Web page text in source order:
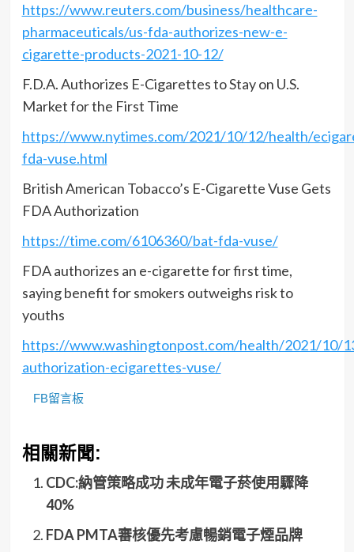
https://www.reuters.com/business/healthcare-
pharmaceuticals/us-fda-authorizes-new-e-
cigarette-products-2021-10-12/
F.D.A. Authorizes E-Cigarettes to Stay on U.S.
Market for the First Time
https://www.nytimes.com/2021/10/12/health/
fda-vuse.html
British American Tobacco’s E-Cigarette Vuse Gets
FDA Authorization
https://time.com/6106360/bat-fda-vuse/
FDA authorizes an e-cigarette for first time,
saying benefit for smokers outweighs risk to
youths
https://www.washingtonpost.com/health/2021/10/
authorization-ecigarettes-vuse/
FB留言板
相關新聞:
CDC:納管策略成功 未成年電子菸使用驟降
40%
FDA PMTA審核優先考慮暢銷電子煙品牌